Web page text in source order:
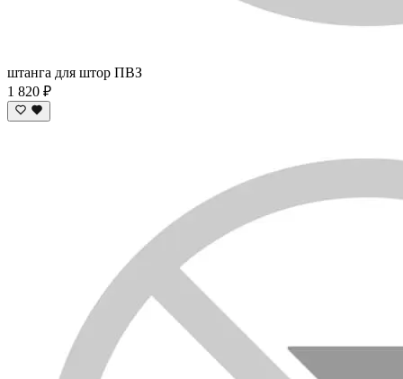
штанга для штор ПВЗ
1 820 ₽